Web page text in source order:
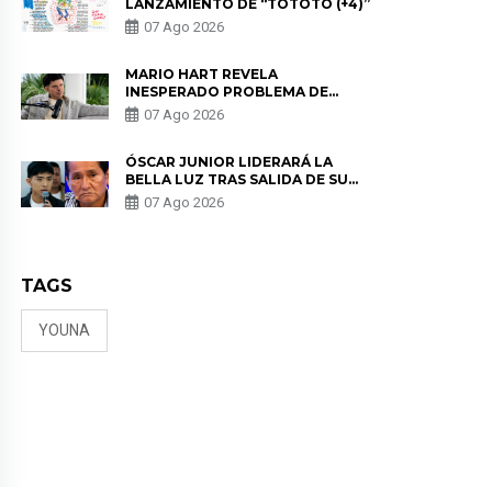
LANZAMIENTO DE “TOTOTO (+4)”
07 Ago 2026
MARIO HART REVELA
INESPERADO PROBLEMA DE
SALUD ANTES DE SEPARARSE DE
KORINA: “ME ENCONTRARON UN
07 Ago 2026
ÓSCAR JUNIOR LIDERARÁ LA
BELLA LUZ TRAS SALIDA DE SU
PADRE POR POLÉMICA CON
NALDY SALDAÑA
07 Ago 2026
TAGS
YOUNA